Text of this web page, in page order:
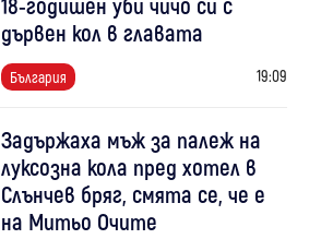
дървен кол в главата
България 19:09
Задържаха мъж за палеж на
луксозна кола пред хотел в
Слънчев бряг, смята се, че е
на Митьо Очите